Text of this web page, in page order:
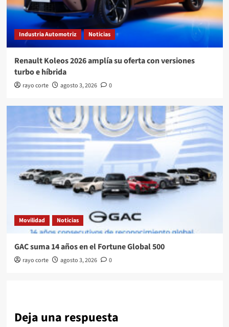
Industria Automotriz Noticias
Renault Koleos 2026 amplía su oferta con versiones
turbo e híbrida
rayo corte agosto 3, 2026 0
Movilidad Noticias
GAC suma 14 años en el Fortune Global 500
rayo corte agosto 3, 2026 0
Deja una respuesta